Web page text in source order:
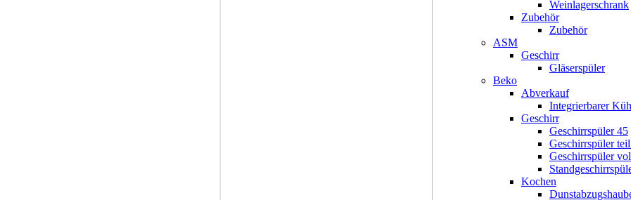
Weinlagerschrank
Zubehör
Zubehör
ASM
Geschirr
Gläserspüler
Beko
Abverkauf
Integrierbarer
Geschirr
Geschirrspüler 45
Geschirrspüler
Geschirrspüler
Kochen